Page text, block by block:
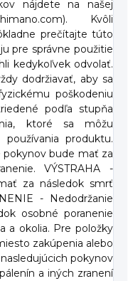
nájdete na našej
Kvôli
prečítajte túto
pre správne použitie
kedykoľvek odvolať.
dodržiavať, aby sa
poškodeniu
podľa stupňa
ktoré sa môžu
produktu.
pokynov bude mať za
VÝSTRAHA -
za následok smrť
- Nedodržanie
osobné poranenie
a okolia. Pre položky
zakúpenia alebo
pokynov
a iných zranení